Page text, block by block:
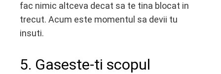
fac nimic altceva decat sa te tina blocat in
trecut. Acum este momentul sa devii tu
insuti.
5. Gaseste-ti scopul